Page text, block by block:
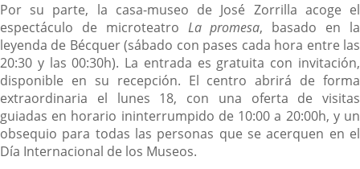
Por su parte, la casa-museo de José Zorrilla acoge el
espectáculo de microteatro La promesa, basado en la
leyenda de Bécquer (sábado con pases cada hora entre las
20:30 y las 00:30h). La entrada es gratuita con invitación,
disponible en su recepción. El centro abrirá de forma
extraordinaria el lunes 18, con una oferta de visitas
guiadas en horario ininterrumpido de 10:00 a 20:00h, y un
obsequio para todas las personas que se acerquen en el
Día Internacional de los Museos.